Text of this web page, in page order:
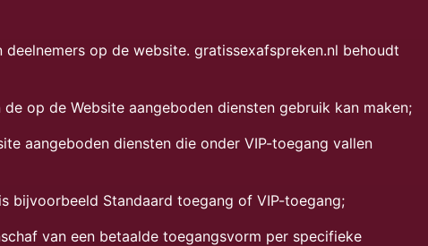
op de website. gratissexafspreken.nl behoudt
op de Website aangeboden diensten gebruik kan maken;
aangeboden diensten die onder VIP-toegang vallen
bijvoorbeeld Standaard toegang of VIP-toegang;
van een betaalde toegangsvorm per specifieke